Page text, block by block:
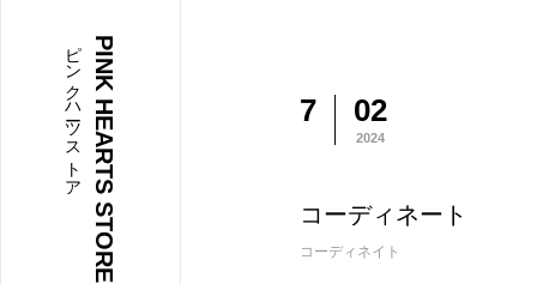
PINK HEARTS STORE
ピンクハーツストア 7 02
2024
コーディネート
コーディネイト